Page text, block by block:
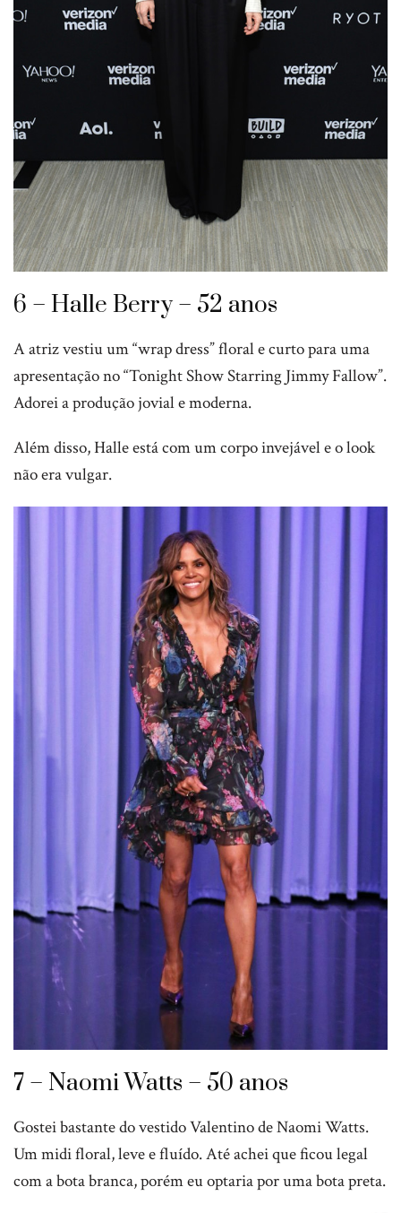
6 – Halle Berry – 52 anos
A atriz vestiu um “wrap dress” floral e curto para uma
apresentação no “Tonight Show Starring Jimmy Fallow”.
Adorei a produção jovial e moderna.
Além disso, Halle está com um corpo invejável e o look
não era vulgar.
7 – Naomi Watts – 50 anos
Gostei bastante do vestido Valentino de Naomi Watts.
Um midi floral, leve e fluído. Até achei que ficou legal
com a bota branca, porém eu optaria por uma bota preta.